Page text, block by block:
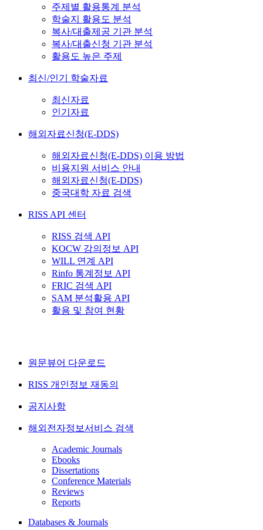
주제별 활용통계 분석
학술지 활용도 분석
복사/대출제공 기관 분석
복사/대출신청 기관 분석
활용도 높은 주제
최신/인기 학술자료
최신자료
인기자료
해외자료신청(E-DDS)
해외자료신청(E-DDS) 이용 방법
비용지원 서비스 안내
해외자료신청(E-DDS)
중국대학 자료 검색
RISS API 센터
RISS 검색 API
KOCW 강의정보 API
WILL 연계 API
Rinfo 통계정보 API
FRIC 검색 API
SAM 분석활용 API
활용 및 참여 현황
원문뷰어 다운로드
RISS 개인정보 재동의
공지사항
해외전자정보서비스 검색
Academic Journals
Ebooks
Dissertations
Conference Materials
Reviews
Reports
Databases & Journals